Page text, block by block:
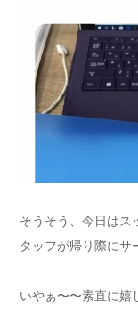
そうそう、今日はス
タッフが帰り際にサ
いやぁ〜〜素直に嬉